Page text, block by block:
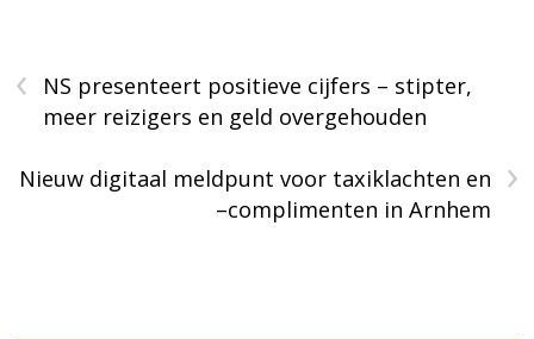
‹
NS presenteert positieve cijfers – stipter,
meer reizigers en geld overgehouden
›
Nieuw digitaal meldpunt voor taxiklachten en
–complimenten in Arnhem